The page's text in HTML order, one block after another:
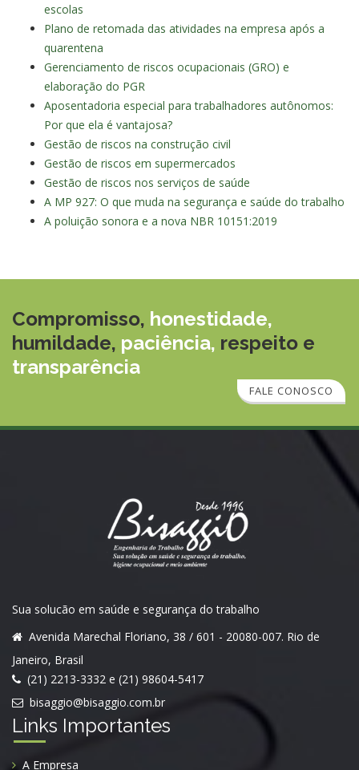
escolas
Plano de retomada das atividades na empresa após a
quarentena
Gerenciamento de riscos ocupacionais (GRO) e
elaboração do PGR
Aposentadoria especial para trabalhadores autônomos:
Por que ela é vantajosa?
Gestão de riscos na construção civil
Gestão de riscos em supermercados
Gestão de riscos nos serviços de saúde
A MP 927: O que muda na segurança e saúde do trabalho
A poluição sonora e a nova NBR 10151:2019
Compromisso, honestidade,
humildade, paciência, respeito e
transparência
FALE CONOSCO
Sua solucão em saúde e segurança do trabalho
Avenida Marechal Floriano, 38 / 601 - 20080-007. Rio de
Janeiro, Brasil
(21) 2213-3332 e (21) 98604-5417
bisaggio@bisaggio.com.br
Links Importantes
A Empresa